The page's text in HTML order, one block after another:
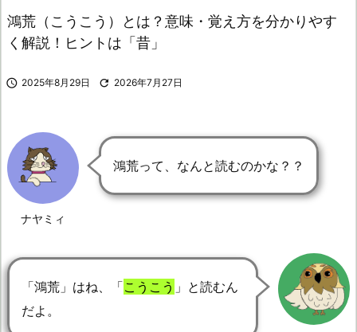
鴻荒（こうこう）とは？意味・覚え方を分かりやす
く解説！ヒントは「昔」
 2025年8月29日  2026年7月27日
ナヤミィ
鴻荒って、なんと読むのかな？？
「鴻荒」はね、「こうこう 」と読むん
だよ。